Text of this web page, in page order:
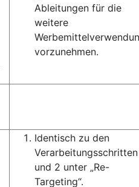
Ableitungen für die
weitere
vorzunehmen.
Identisch zu den
Verarbeitungsschritten
und 2 unter „Re-
Targeting“.